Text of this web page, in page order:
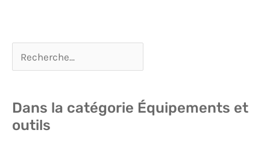
Dans la catégorie Équipements et
outils